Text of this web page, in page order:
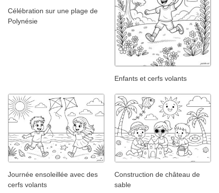
Célébration sur une plage de
Polynésie
Enfants et cerfs volants
Journée ensoleillée avec des
cerfs volants
Construction de château de
sable